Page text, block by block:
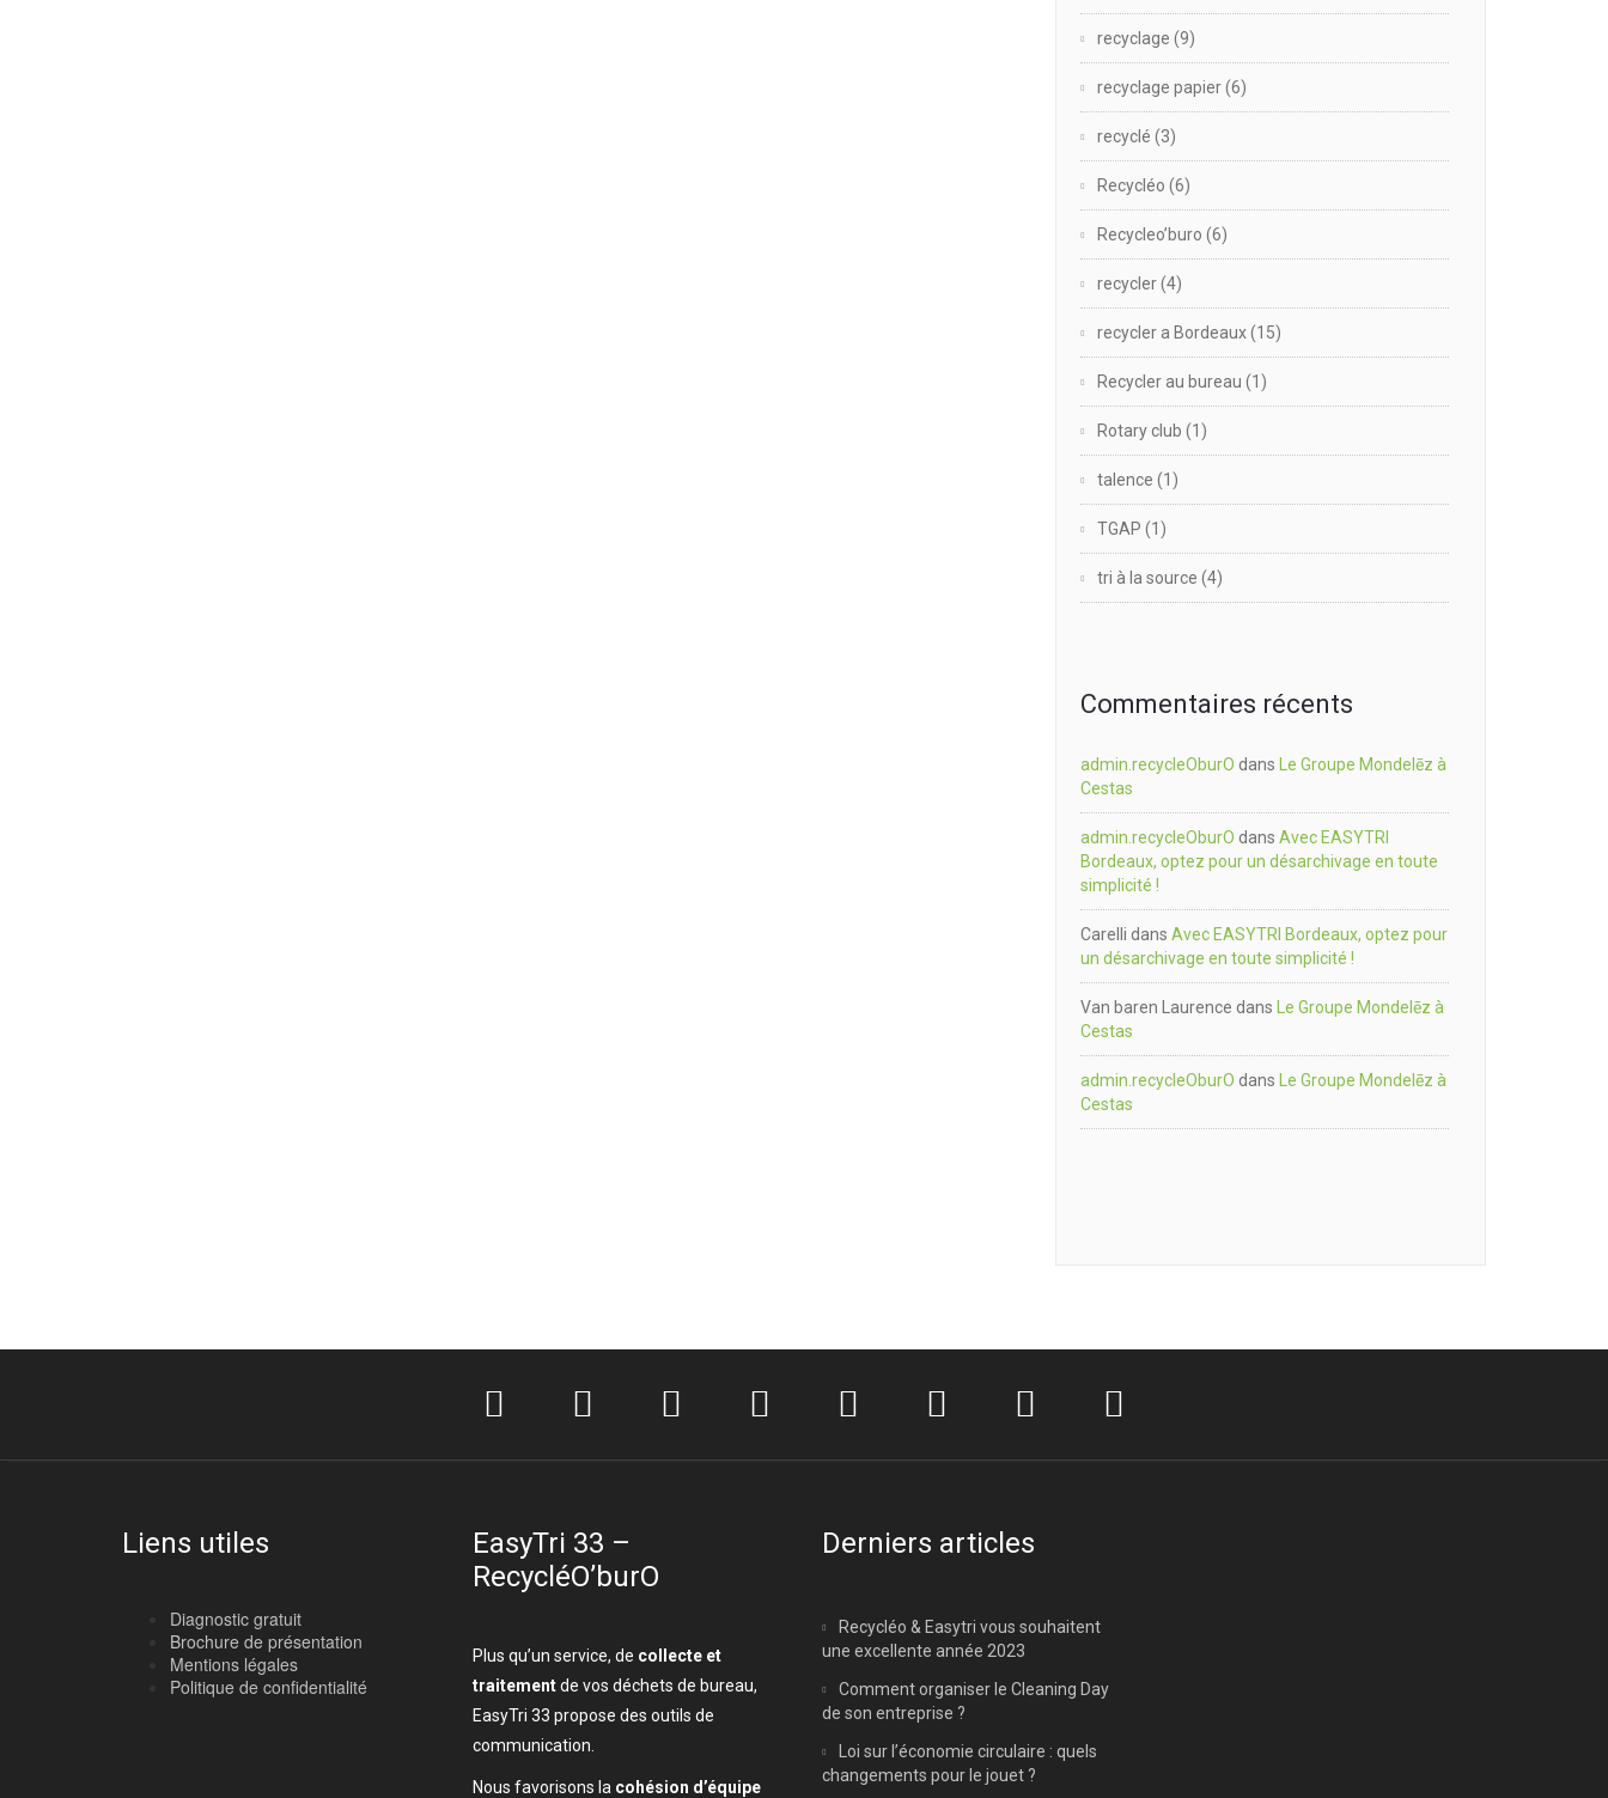
recyclage (9)
recyclage papier(6)
recyclé (3)
Recycléo (6)
Recycleo’buro (6)
recycler(4)
recycler a Bordeaux(15)
Recycler au bureau (1)
Rotary club (1)
talence (1)
TGAP (1)
tri à la source (4)
Commentaires récents
admin.recycleOburO dans
Le Groupe Mondelēz à
Cestas
admin.recycleOburO dans Avec EASYTRI
Bordeaux, optez pour un désarchivage en toute
simplicité !
Carelli dans Avec EASYTRI Bordeaux, optez pour
un désarchivage en toute simplicité !
Van baren Laurence dans
Le Groupe Mondelēz à
Cestas
admin.recycleOburO dans
Le Groupe Mondelēz à
Cestas
Liens utiles
Diagnostic gratuit
Brochure de présentation
Mentions légales
Politique de confidentialité
EasyTri 33 –
RecycléO’burO
Plus qu’un service, de collecte et
traitementde vos déchets de bureau,
EasyTri 33 propose des outils de
communication.
Nous favorisons la cohésion d’équipe
Derniers articles
Recycléo & Easytri vous souhaitent
une excellente année 2023
Comment organiser le Cleaning Day
de son entreprise ?
Loi sur l’économie circulaire : quels
changements pour le jouet ?